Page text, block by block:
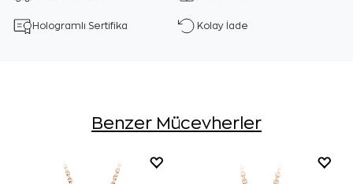
Hologramlı Sertifika Kolay İade
Benzer Mücevherler